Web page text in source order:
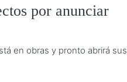
por anunciar
en obras y pronto abrirá